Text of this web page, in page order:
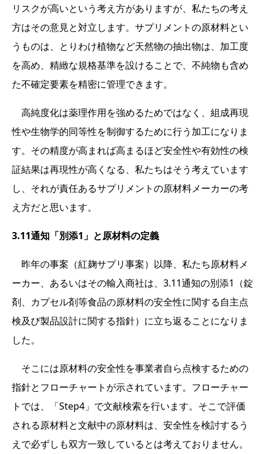
リスクが高いという考え方がありますが、私たちの考え
方はその意見と対立します。サプリメントの原材料とい
うものは、とりわけ植物など天然物の抽出物は、加工度
を高め、精緻な規格基準を設けることで、不純物も含め
た不確定要素を精密に管理できます。
高純度化は薬理作用を強めるためではなく、組成再現
性や生物学的同等性を制御するために行う加工になりま
す。その精度が高まれば高まるほど安全性や有効性の検
証結果は再現性が高くなる、私たちはそう考えています
し、それが責任あるサプリメントの原材料メーカーの考
え方だと思います。
3.11通知「別添1」と原材料の定義
昨年の事案（紅麹サプリ事案）以降、私たち原材料メ
ーカー、あるいはその輸入商社は、3.11通知の別添1（錠
剤、カプセル剤等食品の原材料の安全性に関する自主点
検及び製品設計に関する指針）に立ち返ることになりま
した。
そこには原材料の安全性を事業者自ら点検するための
指針とフローチャートが示されています。フローチャー
トでは、「Step4」で文献検索を行います。そこで評価
される原材料と文献中の原材料は、安全性を検討するう
えで必ずしも双方一致しているとは考えておりません。